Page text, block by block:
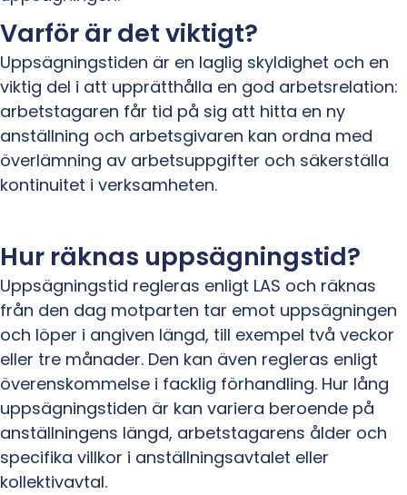
Varför är det viktigt?
Uppsägningstiden är en laglig skyldighet och en
viktig del i att upprätthålla en god arbetsrelation:
arbetstagaren får tid på sig att hitta en ny
anställning och arbetsgivaren kan ordna med
överlämning av arbetsuppgifter och säkerställa
kontinuitet i verksamheten.
Hur räknas uppsägningstid?
Uppsägningstid regleras enligt LAS och räknas
från den dag motparten tar emot uppsägningen
och löper i angiven längd, till exempel två veckor
eller tre månader. Den kan även regleras enligt
överenskommelse i facklig förhandling. Hur lång
uppsägningstiden är kan variera beroende på
anställningens längd, arbetstagarens ålder och
specifika villkor i anställningsavtalet eller
kollektivavtal.